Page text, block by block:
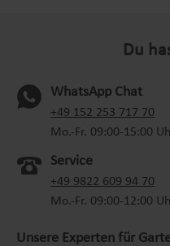
Du
WhatsApp Chat
+49 152 253 717 70
Mo.-Fr. 09:00-15:00
Service
+49 9822 609 94 70
Mo.-Fr. 09:00-12:00
Unsere Experten für